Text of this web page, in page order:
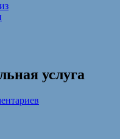
услуга